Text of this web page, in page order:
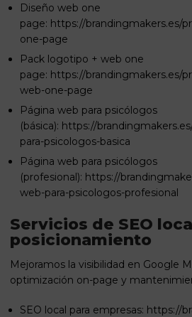
Diseño web one
page: https://brandingmakers.es/
one-page
Pack logotipo + web one
page: https://brandingmakers.es/
web-one-page
Página web para psicólogos
(básica): https://
para-psicologos-basica
Página web para psicólogos
(profesional): https://
web-para-psicologos-profesional
Servicios de SEO
posicionamiento
Mejoramos la visibilidad en Google
optimización on-page y
SEO local para empresas: https://